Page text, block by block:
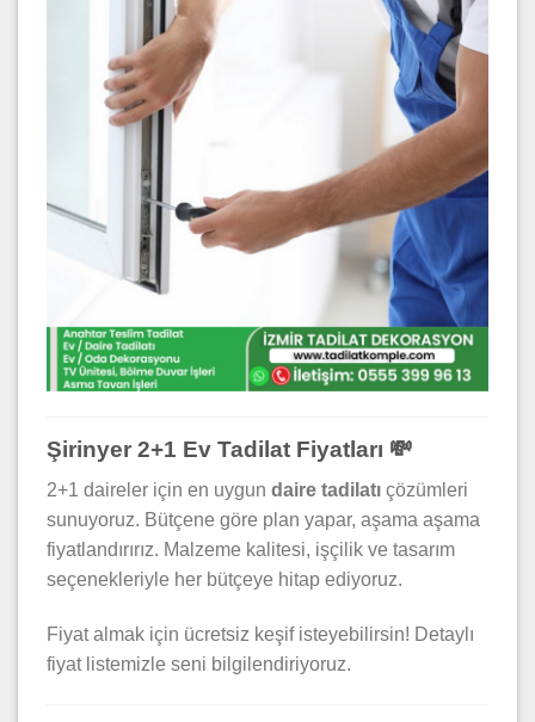
Şirinyer 2+1 Ev Tadilat Fiyatları 💸
2+1 daireler için en uygun daire tadilatı çözümleri
sunuyoruz. Bütçene göre plan yapar, aşama aşama
fiyatlandırırız. Malzeme kalitesi, işçilik ve tasarım
seçenekleriyle her bütçeye hitap ediyoruz.
Fiyat almak için ücretsiz keşif isteyebilirsin! Detaylı
fiyat listemizle seni bilgilendiriyoruz.